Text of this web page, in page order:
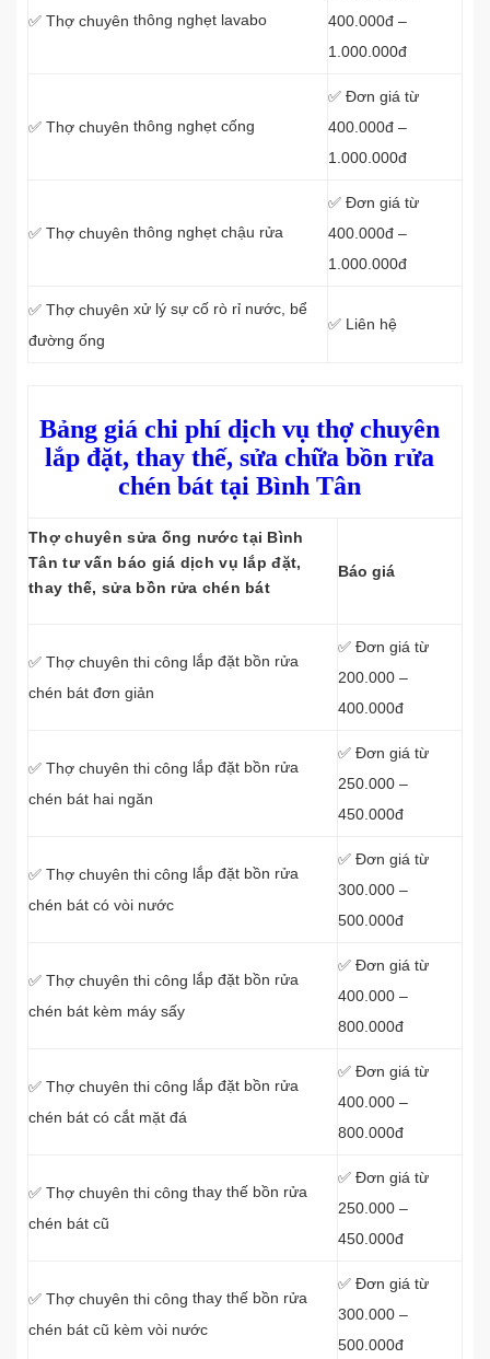
✅ Thợ chuyên thông nghẹt lavabo
400.000đ –
1.000.000đ
✅ Thợ chuyên thông nghẹt cống
✅ Đơn giá từ
400.000đ –
1.000.000đ
✅ Thợ chuyên thông nghẹt chậu rửa
✅ Đơn giá từ
400.000đ –
1.000.000đ
✅ Thợ chuyên xử lý sự cố rò rỉ nước, bể
đường ống
✅ Liên hệ
Bảng giá chi phí dịch vụ thợ chuyên
lắp đặt, thay thế, sửa chữa bồn rửa
chén bát tại Bình Tân
Thợ chuyên sửa ống nước tại Bình
Tân tư vấn báo giá dịch vụ lắp đặt,
thay thế, sửa bồn rửa chén bát
Báo giá
✅ Thợ chuyên thi công lắp đặt bồn rửa
chén bát đơn giản
✅ Đơn giá từ
200.000 –
400.000đ
✅ Thợ chuyên thi công lắp đặt bồn rửa
chén bát hai ngăn
✅ Đơn giá từ
250.000 –
450.000đ
✅ Thợ chuyên thi công lắp đặt bồn rửa
chén bát có vòi nước
✅ Đơn giá từ
300.000 –
500.000đ
✅ Thợ chuyên thi công lắp đặt bồn rửa
chén bát kèm máy sấy
✅ Đơn giá từ
400.000 –
800.000đ
✅ Thợ chuyên thi công lắp đặt bồn rửa
chén bát có cắt mặt đá
✅ Đơn giá từ
400.000 –
800.000đ
✅ Thợ chuyên thi công thay thế bồn rửa
chén bát cũ
✅ Đơn giá từ
250.000 –
450.000đ
✅ Thợ chuyên thi công thay thế bồn rửa
chén bát cũ kèm vòi nước
✅ Đơn giá từ
300.000 –
500.000đ